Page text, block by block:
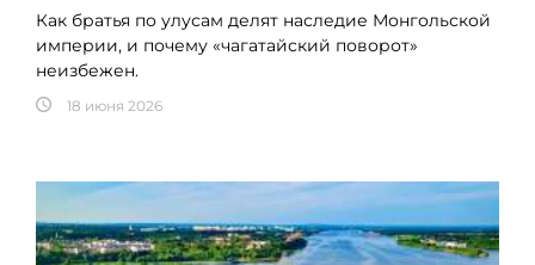
Как братья по улусам делят наследие Монгольской
империи, и почему «чагатайский поворот»
неизбежен.
18 июня 2026